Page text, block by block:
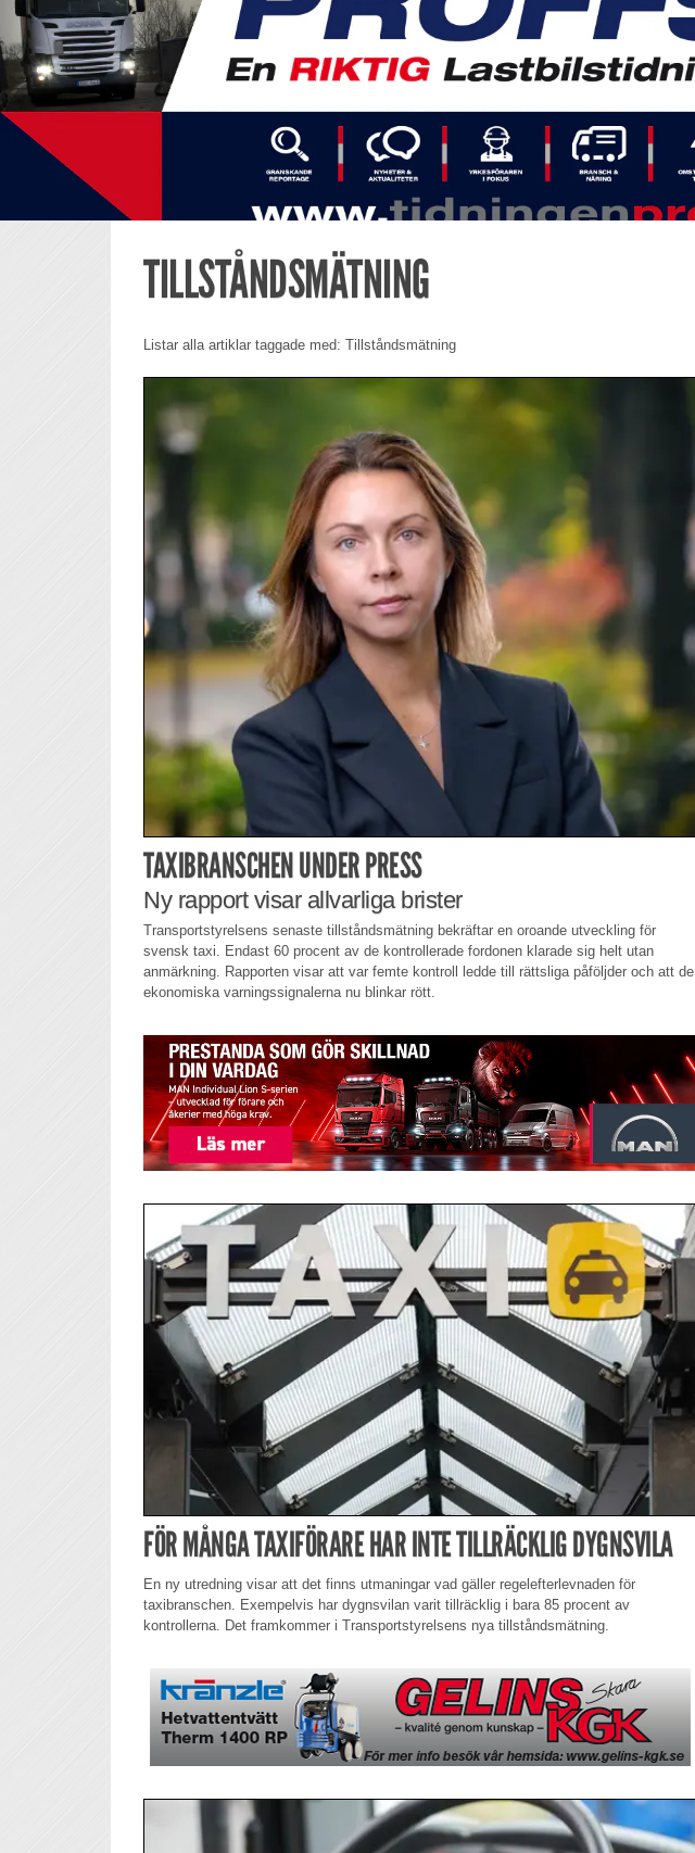
TILLSTÅNDSMÄTNING
Listar alla artiklar taggade med: Tillståndsmätning
TAXIBRANSCHEN UNDER PRESS
Ny rapport visar allvarliga brister
Transportstyrelsens senaste tillståndsmätning bekräftar en oroande utveckling för
svensk taxi. Endast 60 procent av de kontrollerade fordonen klarade sig helt utan
anmärkning. Rapporten visar att var femte kontroll ledde till rättsliga påföljder och att de
ekonomiska varningssignalerna nu blinkar rött.
FÖR MÅNGA TAXIFÖRARE HAR INTE TILLRÄCKLIG DYGNSVILA
En ny utredning visar att det finns utmaningar vad gäller regelefterlevnaden för
taxibranschen. Exempelvis har dygnsvilan varit tillräcklig i bara 85 procent av
kontrollerna. Det framkommer i Transportstyrelsens nya tillståndsmätning.